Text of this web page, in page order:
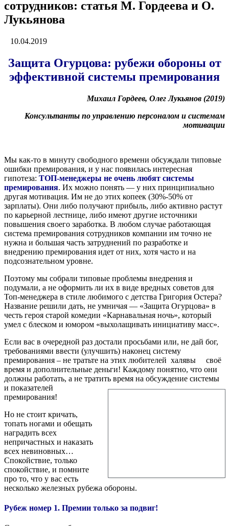
сотрудников: статья М. Гордеева и О.
Лукьянова
10.04.2019
Защита Огурцова: рубежи обороны от
эффективной системы премирования
Михаил Гордеев, Олег Лукьянов (2019)
Консультанты по управлению персоналом и системам
мотивации
Мы как-то в минуту свободного времени обсуждали типовые
ошибки премирования, и у нас появилась интересная
гипотеза: ТОП-менеджеры не очень любят системы
премирования. Их можно понять — у них принципиально
другая мотивация. Им не до этих копеек (30%-50% от
зарплаты). Они либо получают прибыль, либо активно растут
по карьерной лестнице, либо имеют другие источники
повышения своего заработка. В любом случае работающая
система премирования сотрудников компании им точно не
нужна и большая часть затруднений по разработке и
внедрению премирования идет от них, хотя часто и на
подсознательном уровне.
Поэтому мы собрали типовые проблемы внедрения и
подумали, а не оформить ли их в виде вредных советов для
Топ-менеджера в стиле любимого с детства Григория Остера?
Название решили дать, не умничая — «Защита Огурцова» в
честь героя старой комедии «Карнавальная ночь», который
умел с блеском и юмором «выхолащивать инициативу масс».
Если вас в очередной раз достали просьбами или, не дай бог,
требованиями ввести (улучшить) наконец систему
премирования – не тратьте на этих любителей халявы своё
время и дополнительные деньги! Каждому понятно, что они
должны работать, а не тратить время на обсуждение системы
и показателей
премирования!
Но не стоит кричать,
топать ногами и обещать
наградить всех
непричастных и наказать
всех невиновных…
Спокойствие, только
спокойствие, и помните
про то, что у вас есть
несколько железных рубежа обороны.
Рубеж номер 1. Премии только за подвиг!